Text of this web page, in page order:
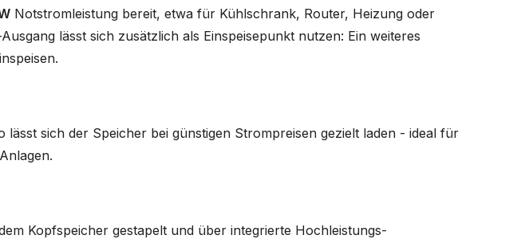
Notstromleistung bereit, etwa für Kühlschrank, Router, Heizung oder
lässt sich zusätzlich als Einspeisepunkt nutzen: Ein weiteres
lässt sich der Speicher bei günstigen Strompreisen gezielt laden - ideal für
Kopfspeicher gestapelt und über integrierte Hochleistungs-